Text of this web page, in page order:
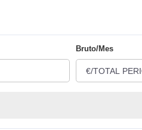
Bruto/Mes